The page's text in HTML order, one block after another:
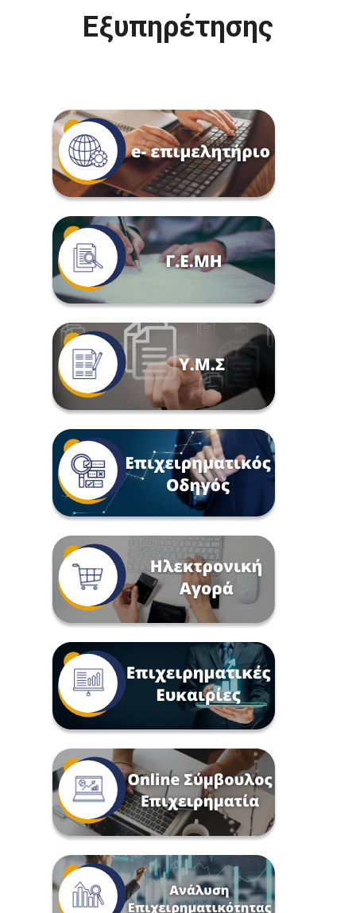
Εξυπηρέτησης